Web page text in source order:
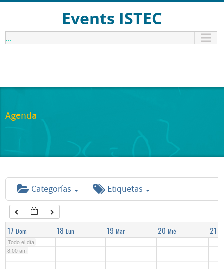
Events ISTEC
...
Agenda
Categorías Etiquetas
17 Dom 18 Lun 19 Mar 20 Mié 21
Todo el día
1:00 am
6:00 am
7:00 am
8:00 am